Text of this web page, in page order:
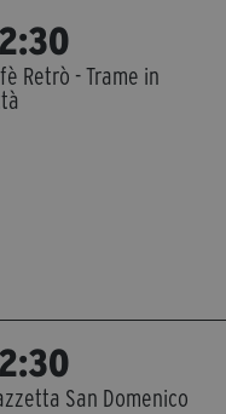
Retrò - Trame in
San Domenico